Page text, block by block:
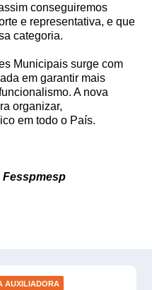
conseguiremos
e representativa, e que
categoria.
Municipais surge com
em garantir mais
A nova
organizar,
em todo o País.
Fesspmesp
AUXILIADORA